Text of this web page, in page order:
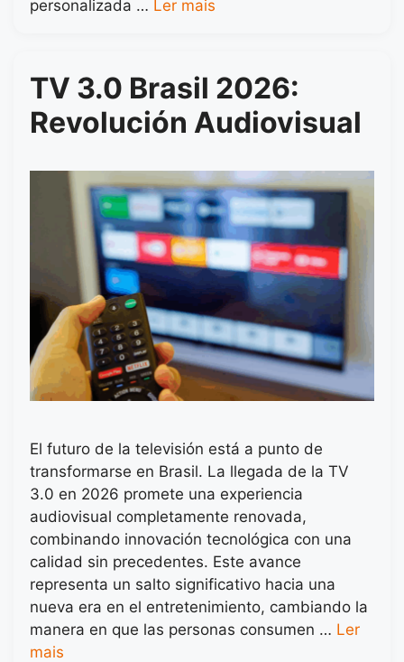
personalizada … Ler mais
TV 3.0 Brasil 2026:
Revolución Audiovisual
El futuro de la televisión está a punto de
transformarse en Brasil. La llegada de la TV
3.0 en 2026 promete una experiencia
audiovisual completamente renovada,
combinando innovación tecnológica con una
calidad sin precedentes. Este avance
representa un salto significativo hacia una
nueva era en el entretenimiento, cambiando la
manera en que las personas consumen … Ler
mais